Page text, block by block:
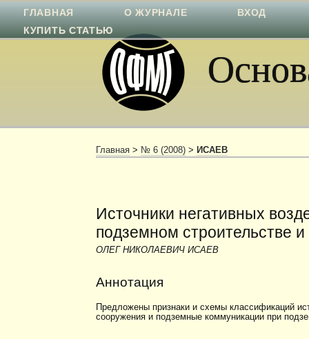
ГЛАВНАЯ О ЖУРНАЛЕ
ВХОД
КУПИТЬ СТАТЬЮ
Главная > № 6 (2008) > ИСАЕВ
Источники негативных
подземном строительстве
ОЛЕГ НИКОЛАЕВИЧ ИСАЕВ
Аннотация
Предложены признаки и схемы классификаций
сооружения и подземные коммуникации при